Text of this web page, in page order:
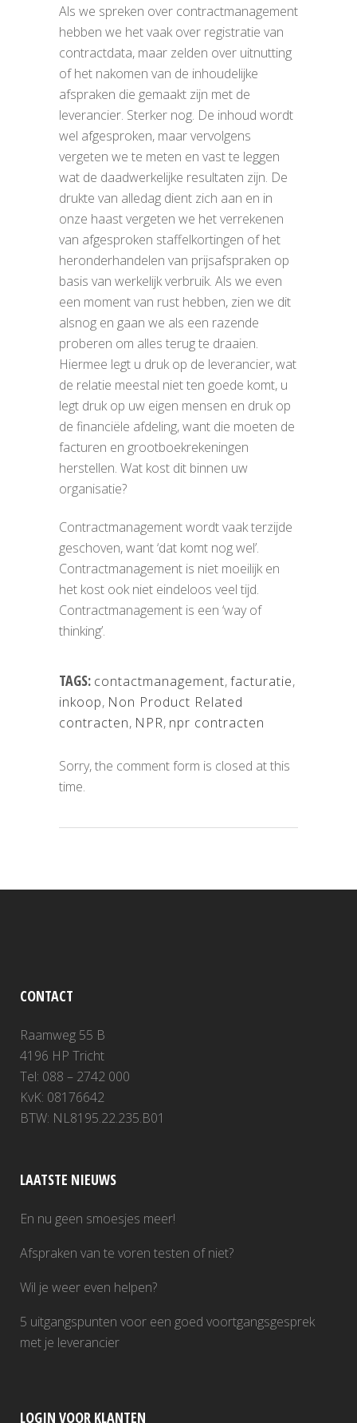
Als we spreken over contractmanagement
hebben we het vaak over registratie van
contractdata, maar zelden over uitnutting
of het nakomen van de inhoudelijke
afspraken die gemaakt zijn met de
leverancier. Sterker nog. De inhoud wordt
wel afgesproken, maar vervolgens
vergeten we te meten en vast te leggen
wat de daadwerkelijke resultaten zijn. De
drukte van alledag dient zich aan en in
onze haast vergeten we het verrekenen
van afgesproken staffelkortingen of het
heronderhandelen van prijsafspraken op
basis van werkelijk verbruik. Als we even
een moment van rust hebben, zien we dit
alsnog en gaan we als een razende
proberen om alles terug te draaien.
Hiermee legt u druk op de leverancier, wat
de relatie meestal niet ten goede komt, u
legt druk op uw eigen mensen en druk op
de financiële afdeling, want die moeten de
facturen en grootboekrekeningen
herstellen. Wat kost dit binnen uw
organisatie?
Contractmanagement wordt vaak terzijde
geschoven, want ‘dat komt nog wel’.
Contractmanagement is niet moeilijk en
het kost ook niet eindeloos veel tijd.
Contractmanagement is een ‘way of
thinking’.
TAGS: contactmanagement,facturatie,
inkoop, Non Product Related
contracten, NPR, npr contracten
Sorry, the comment form is closed at this
time.
CONTACT
Raamweg 55 B
4196 HP Tricht
Tel: 088 – 2742 000
KvK: 08176642
BTW: NL8195.22.235.B01
LAATSTE NIEUWS
En nu geen smoesjes meer!
Afspraken van te voren testen of niet?
Wil je weer even helpen?
5 uitgangspunten voor een goed voortgangsgesprek
met je leverancier
LOGIN VOOR KLANTEN